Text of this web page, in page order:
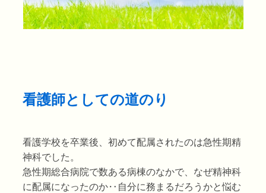
看護師としての道のり
看護学校を卒業後、初めて配属されたのは急性期精
神科でした。
急性期総合病院で数ある病棟のなかで、なぜ精神科
に配属になったのか‥自分に務まるだろうかと悩む